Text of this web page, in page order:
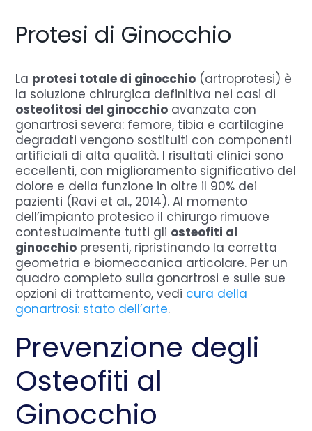
Protesi di Ginocchio
La protesi totale di ginocchio (artroprotesi) è
la soluzione chirurgica definitiva nei casi di
osteofitosi del ginocchio avanzata con
gonartrosi severa: femore, tibia e cartilagine
degradati vengono sostituiti con componenti
artificiali di alta qualità. I risultati clinici sono
eccellenti, con miglioramento significativo del
dolore e della funzione in oltre il 90% dei
pazienti (Ravi et al., 2014). Al momento
dell’impianto protesico il chirurgo rimuove
contestualmente tutti gli osteofiti al
ginocchio presenti, ripristinando la corretta
geometria e biomeccanica articolare. Per un
quadro completo sulla gonartrosi e sulle sue
opzioni di trattamento, vedi cura della
gonartrosi: stato dell’arte.
Prevenzione degli
Osteofiti al
Ginocchio